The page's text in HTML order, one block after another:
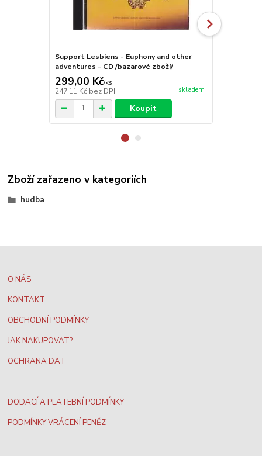
Support Lesbiens - Euphony and other
adventures - CD /bazarové zboží/
299,00 Kč/ks
247,11 Kč bez DPH skladem
Koupit
Zboží zařazeno v kategoriích
hudba
O NÁS
KONTAKT
OBCHODNÍ PODMÍNKY
JAK NAKUPOVAT?
OCHRANA DAT
DODACÍ A PLATEBNÍ PODMÍNKY
PODMÍNKY VRÁCENÍ PENĚZ